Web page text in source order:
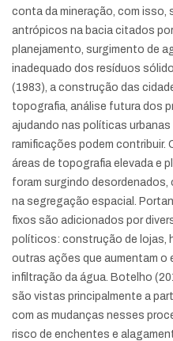
conta da mineração, com isso,
antrópicos na bacia citados por
planejamento, surgimento de
inadequado dos resíduos
(1983), a construção das
topografia, análise futura dos
ajudando nas políticas
ramificações podem contribuir.
áreas de topografia elevada e
foram surgindo
na segregação espacial.
fixos são adicionados por
políticos: construção de lojas,
outras ações que aumentam o
infiltração da água. Botelho
são vistas principalmente a
com as mudanças nesses
risco de enchentes e